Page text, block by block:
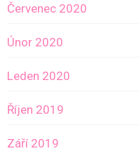
Červenec 2020
Únor 2020
Leden 2020
Říjen 2019
Září 2019